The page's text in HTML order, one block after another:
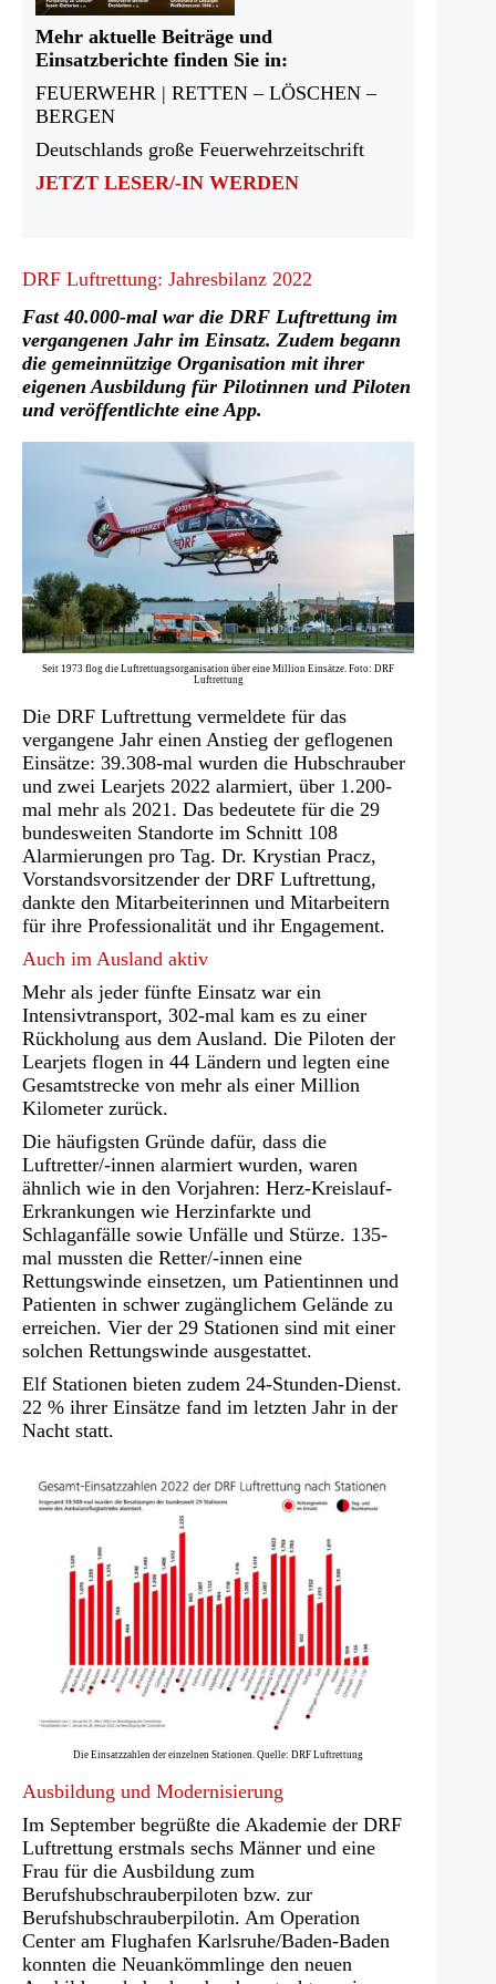
Mehr aktuelle Beiträge und
Einsatzberichte finden Sie in:
FEUERWEHR | RETTEN – LÖSCHEN –
BERGEN
Deutschlands große Feuerwehrzeitschrift
JETZT LESER/-IN WERDEN
DRF Luftrettung: Jahresbilanz 2022
Fast 40.000-mal war die DRF Luftrettung im
vergangenen Jahr im Einsatz. Zudem begann
die gemeinnützige Organisation mit ihrer
eigenen Ausbildung für Pilotinnen und Piloten
und veröffentlichte eine App.
Seit 1973 flog die Luftrettungsorganisation über eine Million Einsätze. Foto: DRF
Luftrettung
Die DRF Luftrettung vermeldete für das
vergangene Jahr einen Anstieg der geflogenen
Einsätze: 39.308-mal wurden die Hubschrauber
und zwei Learjets 2022 alarmiert, über 1.200-
mal mehr als 2021. Das bedeutete für die 29
bundesweiten Standorte im Schnitt 108
Alarmierungen pro Tag. Dr. Krystian Pracz,
Vorstandsvorsitzender der DRF Luftrettung,
dankte den Mitarbeiterinnen und Mitarbeitern
für ihre Professionalität und ihr Engagement.
Auch im Ausland aktiv
Mehr als jeder fünfte Einsatz war ein
Intensivtransport, 302-mal kam es zu einer
Rückholung aus dem Ausland. Die Piloten der
Learjets flogen in 44 Ländern und legten eine
Gesamtstrecke von mehr als einer Million
Kilometer zurück.
Die häufigsten Gründe dafür, dass die
Luftretter/-innen alarmiert wurden, waren
ähnlich wie in den Vorjahren: Herz-Kreislauf-
Erkrankungen wie Herzinfarkte und
Schlaganfälle sowie Unfälle und Stürze. 135-
mal mussten die Retter/-innen eine
Rettungswinde einsetzen, um Patientinnen und
Patienten in schwer zugänglichem Gelände zu
erreichen. Vier der 29 Stationen sind mit einer
solchen Rettungswinde ausgestattet.
Elf Stationen bieten zudem 24-Stunden-Dienst.
22 % ihrer Einsätze fand im letzten Jahr in der
Nacht statt.
Die Einsatzzahlen der einzelnen Stationen. Quelle: DRF Luftrettung
Ausbildung und Modernisierung
Im September begrüßte die Akademie der DRF
Luftrettung erstmals sechs Männer und eine
Frau für die Ausbildung zum
Berufshubschrauberpiloten bzw. zur
Berufshubschrauberpilotin. Am Operation
Center am Flughafen Karlsruhe/Baden-Baden
konnten die Neuankömmlinge den neuen